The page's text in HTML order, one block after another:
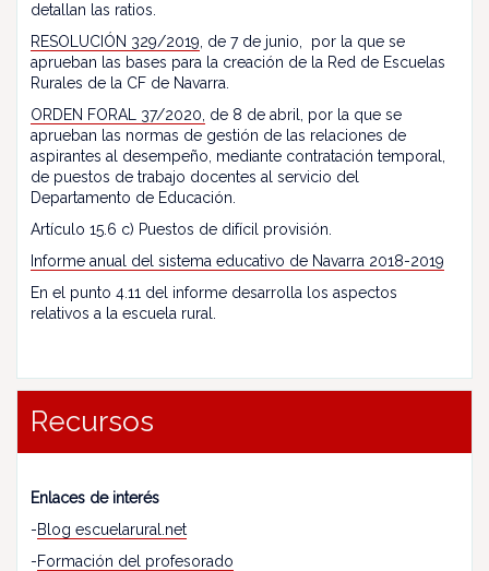
detallan las ratios.
RESOLUCIÓN 329/2019 , de 7 de junio, por la que se
aprueban las bases para la creación de la Red de Escuelas
Rurales de la CF de Navarra.
ORDEN FORAL 37/2020, de 8 de abril, por la que se
aprueban las normas de gestión de las relaciones de
aspirantes al desempeño, mediante contratación temporal,
de puestos de trabajo docentes al servicio del
Departamento de Educación.
Artículo 15.6 c) Puestos de difícil provisión.
Informe anual del sistema educativo de Navarra 2018-2019
En el punto 4.11 del informe desarrolla los aspectos
relativos a la escuela rural.
Recursos
Enlaces de interés
-Blog escuelarural.net
-Formación del profesorado